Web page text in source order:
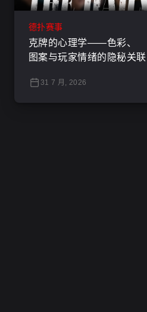
德扑赛事
克牌的心理学——色彩、
图案与玩家情绪的隐秘关联
31 7 月, 2026